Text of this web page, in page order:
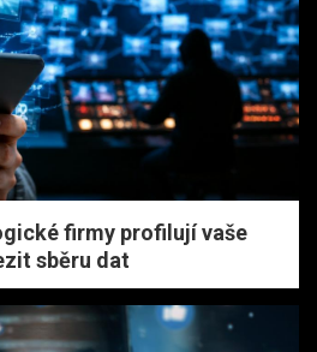
firmy profilují vaše
sběru dat